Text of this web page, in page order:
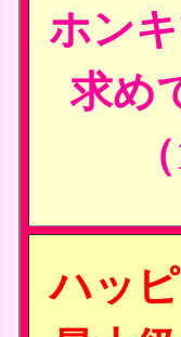
ホン
求め
ハッ